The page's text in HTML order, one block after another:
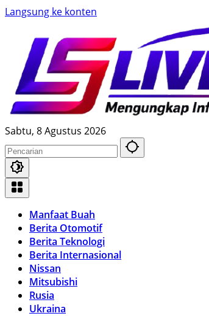
Langsung ke konten
Sabtu, 8 Agustus 2026
Manfaat Buah
Berita Otomotif
Berita Teknologi
Berita Internasional
Nissan
Mitsubishi
Rusia
Ukraina